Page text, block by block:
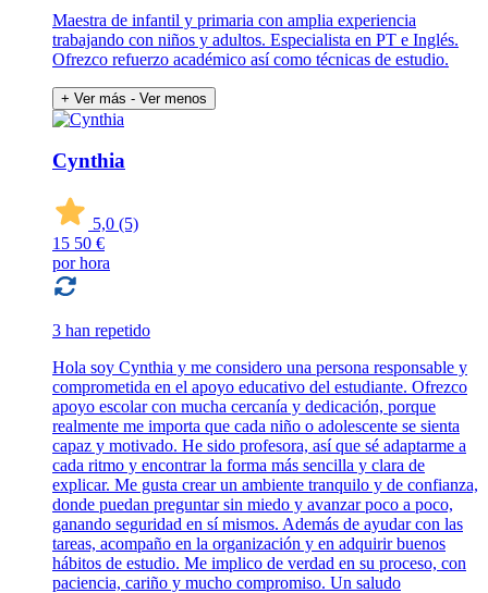
Maestra de infantil y primaria con amplia experiencia
trabajando con niños y adultos. Especialista en PT e Inglés.
Ofrezco refuerzo académico así como técnicas de estudio.
+ Ver más - Ver menos
Cynthia
5,0 (5)
15 50 €
por hora
3 han repetido
Hola soy Cynthia y me considero una persona responsable y
comprometida en el apoyo educativo del estudiante. Ofrezco
apoyo escolar con mucha cercanía y dedicación, porque
realmente me importa que cada niño o adolescente se sienta
capaz y motivado. He sido profesora, así que sé adaptarme a
cada ritmo y encontrar la forma más sencilla y clara de
explicar. Me gusta crear un ambiente tranquilo y de confianza,
donde puedan preguntar sin miedo y avanzar poco a poco,
ganando seguridad en sí mismos. Además de ayudar con las
tareas, acompaño en la organización y en adquirir buenos
hábitos de estudio. Me implico de verdad en su proceso, con
paciencia, cariño y mucho compromiso. Un saludo